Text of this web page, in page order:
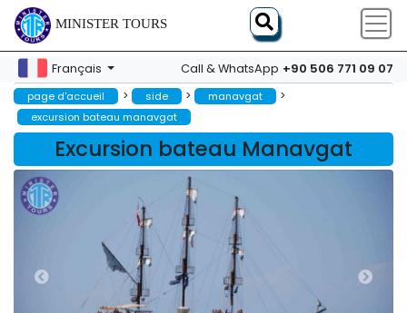
MINISTER TOURS
Français Call & WhatsApp +90 506 771 09 07
page d'accueil > side > manavgat >
excursion bateau manavgat
Excursion bateau Manavgat